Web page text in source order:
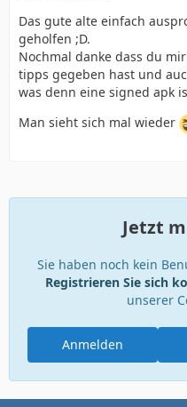
Das gute alte einfach
geholfen ;D.
Nochmal danke dass du
tipps gegeben hast und
was denn eine signed apk
Man sieht sich mal wieder
Jetzt
Sie haben noch kein
Registrieren Sie sich
unserer
Anmelden